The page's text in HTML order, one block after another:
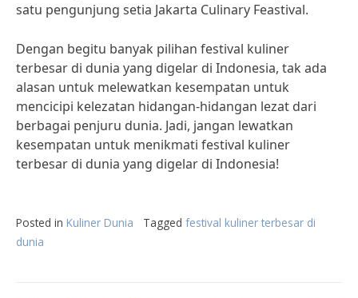
satu pengunjung setia Jakarta Culinary Feastival.
Dengan begitu banyak pilihan festival kuliner
terbesar di dunia yang digelar di Indonesia, tak ada
alasan untuk melewatkan kesempatan untuk
mencicipi kelezatan hidangan-hidangan lezat dari
berbagai penjuru dunia. Jadi, jangan lewatkan
kesempatan untuk menikmati festival kuliner
terbesar di dunia yang digelar di Indonesia!
Posted in Kuliner Dunia Tagged festival kuliner terbesar di
dunia